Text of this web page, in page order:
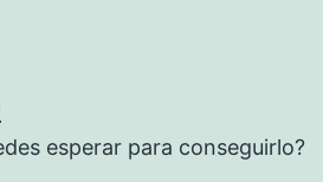
esperar para conseguirlo?